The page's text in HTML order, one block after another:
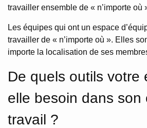
travailler ensemble de « n’importe où
Les équipes qui ont un espace
travailler de « n’importe où ». Elles
importe la localisation de ses
De quels outils votre
elle besoin dans son
travail ?